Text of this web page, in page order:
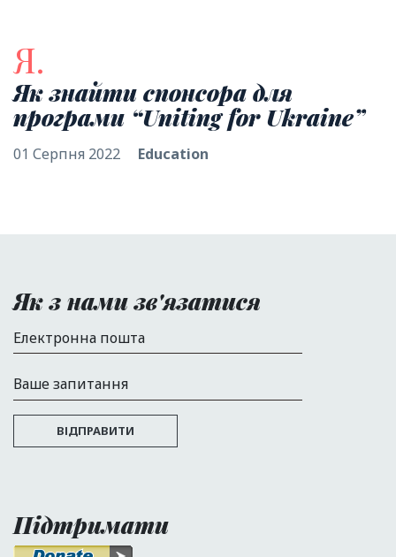
Я.
Як знайти спонсора для
програми “Uniting for Ukraine”
01 Серпня 2022 Education
Як з нами зв'язатися
Електронна пошта
Ваше запитання
ВІДПРАВИТИ
Підтримати